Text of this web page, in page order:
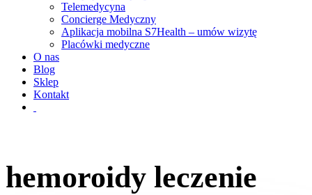
Telemedycyna
Concierge Medyczny
Aplikacja mobilna S7Health – umów wizytę
Placówki medyczne
O nas
Blog
Sklep
Kontakt
hemoroidy leczenie